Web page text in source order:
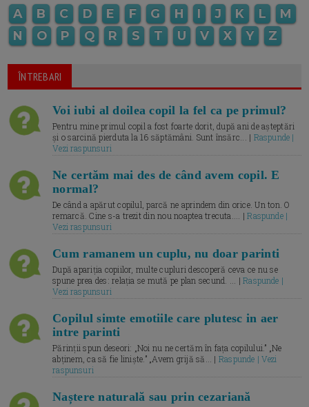
A B C D E F G H I J K L
M
N
O P Q R S T U V X Y Z
ÎNTREBARI
Voi iubi al doilea copil la fel ca pe primul?
Pentru mine primul copil a fost foarte dorit, după ani de așteptări
și o sarcină pierduta la 16 săptămâni. Sunt însărc... | Raspunde |
Vezi raspunsuri
Ne certăm mai des de când avem copil. E
normal?
De când a apărut copilul, parcă ne aprindem din orice. Un ton. O
remarcă. Cine s-a trezit din nou noaptea trecuta.... |Raspunde |
Vezi raspunsuri
Cum ramanem un cuplu, nu doar parinti
După apariția copiilor, multe cupluri descoperă ceva ce nu se
spune prea des: relația se mută pe plan secund. ... |Raspunde |
Vezi raspunsuri
Copilul simte emotiile care plutesc in aer
intre parinti
Părinții spun deseori: „Noi nu ne certăm în fața copilului.” „Ne
abținem, ca să fie liniște.” „Avem grijă să... | Raspunde | Vezi
raspunsuri
Naștere naturală sau prin cezariană